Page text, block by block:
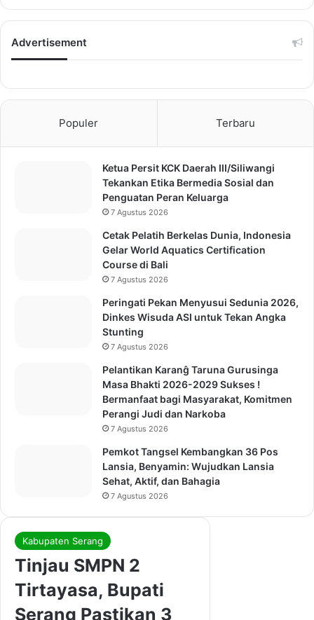
Advertisement
Populer Terbaru
Ketua Persit KCK Daerah III/Siliwangi
Tekankan Etika Bermedia Sosial dan
Penguatan Peran Keluarga
7 Agustus 2026
Cetak Pelatih Berkelas Dunia, Indonesia
Gelar World Aquatics Certification
Course di Bali
7 Agustus 2026
Peringati Pekan Menyusui Sedunia 2026,
Dinkes Wisuda ASI untuk Tekan Angka
Stunting
7 Agustus 2026
Pelantikan Karanĝ Taruna Gurusinga
Masa Bhakti 2026-2029 Sukses !
Bermanfaat bagi Masyarakat, Komitmen
Perangi Judi dan Narkoba
7 Agustus 2026
Pemkot Tangsel Kembangkan 36 Pos
Lansia, Benyamin: Wujudkan Lansia
Sehat, Aktif, dan Bahagia
7 Agustus 2026